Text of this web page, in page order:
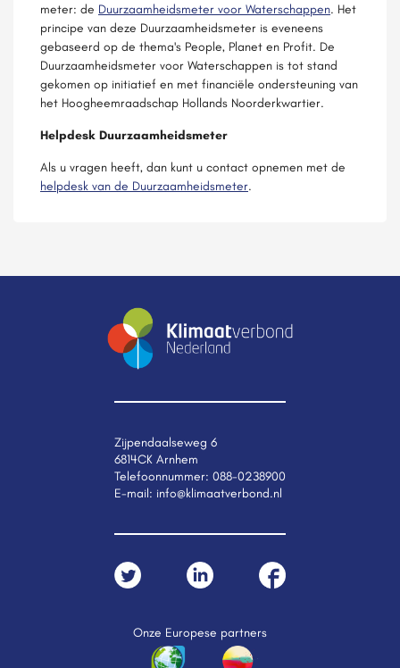
meter: de Duurzaamheidsmeter voor Waterschappen. Het
principe van deze Duurzaamheidsmeter is eveneens
gebaseerd op de thema's People, Planet en Profit. De
Duurzaamheidsmeter voor Waterschappen is tot stand
gekomen op initiatief en met financiële ondersteuning van
het Hoogheemraadschap Hollands Noorderkwartier.
Helpdesk Duurzaamheidsmeter
Als u vragen heeft, dan kunt u contact opnemen met de
helpdesk van de Duurzaamheidsmeter.
Zijpendaalseweg 6
6814CK Arnhem
Telefoonnummer: 088-0238900
E-mail: info@klimaatverbond.nl
Onze Europese partners